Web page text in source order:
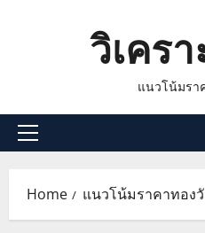
วิเคร
แนวโน้มรา
Primary
Home แนวโน้มราคาทอง